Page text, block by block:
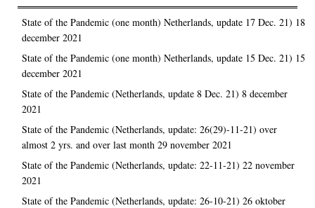
State of the Pandemic (one month) Netherlands, update 17 Dec. 21) 18
december 2021
State of the Pandemic (one month) Netherlands, update 15 Dec. 21) 15
december 2021
State of the Pandemic (Netherlands, update 8 Dec. 21) 8 december
2021
State of the Pandemic (Netherlands, update: 26(29)-11-21) over
almost 2 yrs. and over last month 29 november 2021
State of the Pandemic (Netherlands, update: 22-11-21) 22 november
2021
State of the Pandemic (Netherlands, update: 26-10-21) 26 oktober